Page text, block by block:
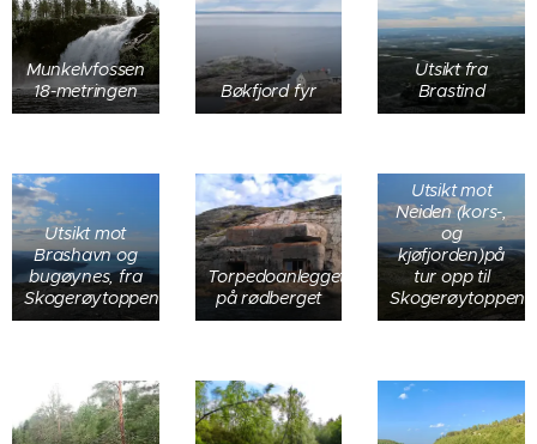
Munkelvfossen
18-metringen
Bøkfjord fyr
Utsikt fra
Brastind
Utsikt mot
Brashavn og
bugøynes, fra
Skogerøytoppen
Torpedoanlegget
på rødberget
Utsikt mot
Neiden (kors-,
og
kjøfjorden)på
tur opp til
Skogerøytoppen